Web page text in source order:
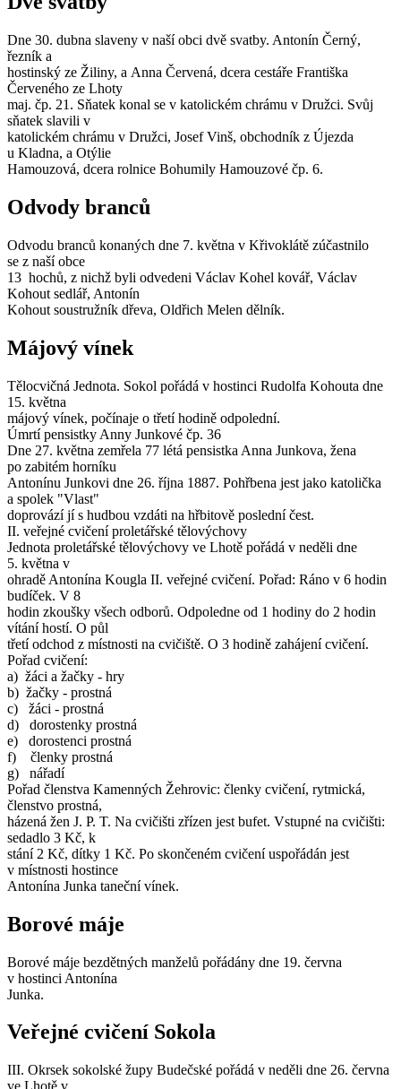
Dne 30. dubna slaveny v naší obci dvě svatby. Antonín Černý,
řezník a
hostinský ze Žiliny, a Anna Červená, dcera cestáře Františka
Červeného ze Lhoty
maj. čp. 21. Sňatek konal se v katolickém chrámu v Družci. Svůj
sňatek slavili v
katolickém chrámu v Družci, Josef Vinš, obchodník z Újezda
u Kladna, a Otýlie
Hamouzová, dcera rolnice Bohumily Hamouzové čp. 6.
Odvody branců
Odvodu branců konaných dne 7. května v Křivoklátě zúčastnilo
se z naší obce
13 hochů, z nichž byli odvedeni Václav Kohel kovář, Václav
Kohout sedlář, Antonín
Kohout soustružník dřeva, Oldřich Melen dělník.
Májový vínek
Tělocvičná Jednota. Sokol pořádá v hostinci Rudolfa Kohouta dne
15. května
májový vínek, počínaje o třetí hodině odpolední.
Úmrtí pensistky Anny Junkové čp. 36
Dne 27. května zemřela 77 létá pensistka Anna Junkova, žena
po zabitém horníku
Antonínu Junkovi dne 26. října 1887. Pohřbena jest jako katolička
a spolek "Vlast"
doprovází jí s hudbou vzdáti na hřbitově poslední čest.
II. veřejné cvičení proletářské tělovýchovy
Jednota proletářské tělovýchovy ve Lhotě pořádá v neděli dne
5. května v
ohradě Antonína Kougla II. veřejné cvičení. Pořad: Ráno v 6 hodin
budíček. V 8
hodin zkoušky všech odborů. Odpoledne od 1 hodiny do 2 hodin
vítání hostí. O půl
třetí odchod z místnosti na cvičiště. O 3 hodině zahájení cvičení.
Pořad cvičení:
a) žáci a žačky - hry
b) žačky - prostná
c) žáci - prostná
d) dorostenky prostná
e) dorostenci prostná
f) členky prostná
g) nářadí
Pořad členstva Kamenných Žehrovic: členky cvičení, rytmická,
členstvo prostná,
házená žen J. P. T. Na cvičišti zřízen jest bufet. Vstupné na cvičišti:
sedadlo 3 Kč, k
stání 2 Kč, dítky 1 Kč. Po skončeném cvičení uspořádán jest
v místnosti hostince
Antonína Junka taneční vínek.
Borové máje
Borové máje bezdětných manželů pořádány dne 19. června
v hostinci Antonína
Junka.
Veřejné cvičení Sokola
III. Okrsek sokolské župy Budečské pořádá v neděli dne 26. června